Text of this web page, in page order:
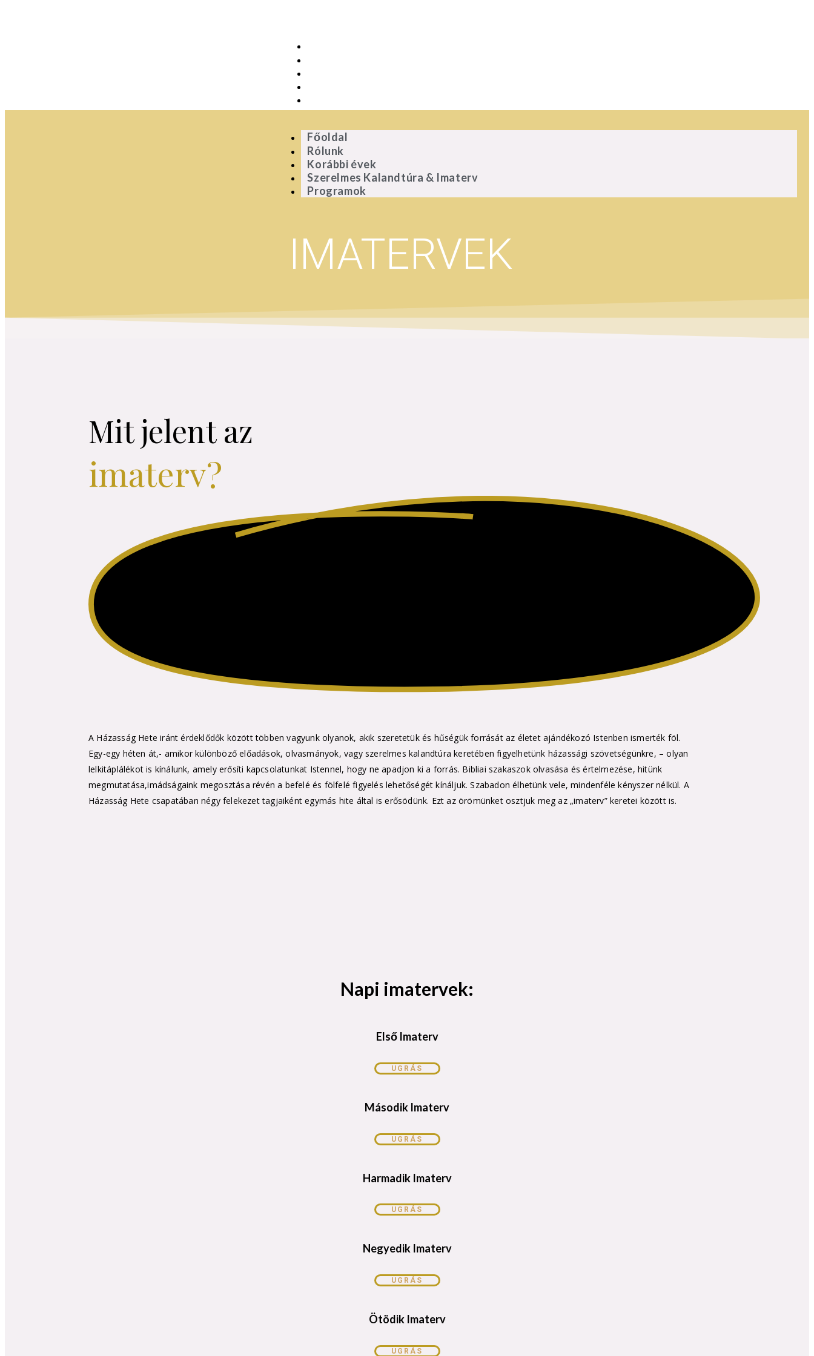
Főoldal
Rólunk
Korábbi évek
Szerelmes Kalandtúra & Imaterv
Programok
IMATERVEK
Mit jelent az
imaterv?
A Házasság Hete iránt érdeklődők között többen vagyunk olyanok, akik szeretetük és hűségük forrását az életet ajándékozó Istenben ismerték föl.
Egy-egy héten át,- amikor különböző előadások, olvasmányok, vagy szerelmes kalandtúra keretében figyelhetünk házassági szövetségünkre, – olyan
lelkitáplálékot is kínálunk, amely erősíti kapcsolatunkat Istennel, hogy ne apadjon ki a forrás. Bibliai szakaszok olvasása és értelmezése, hitünk
megmutatása,imádságaink megosztása révén a befelé és fölfelé figyelés lehetőségét kínáljuk. Szabadon élhetünk vele, mindenféle kényszer nélkül. A
Házasság Hete csapatában négy felekezet tagjaiként egymás hite által is erősödünk. Ezt az örömünket osztjuk meg az „imaterv” keretei között is.
Napi imatervek:
Első Imaterv
UGRÁS
Második Imaterv
UGRÁS
Harmadik Imaterv
UGRÁS
Negyedik Imaterv
UGRÁS
Ötödik Imaterv
UGRÁS